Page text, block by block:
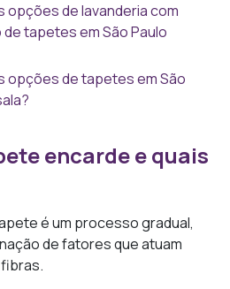
opções de lavanderia com
tapetes em São Paulo
opções de tapetes em São
encarde e quais
é um processo gradual,
de fatores que atuam